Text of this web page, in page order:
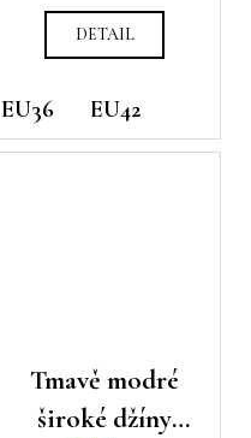
DETAIL
EU36 EU42
Tmavě modré
široké džíny